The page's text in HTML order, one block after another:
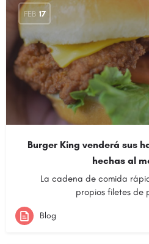
FEB 17
Burger King venderá sus
hechas al
La cadena de comida
propios filetes de
Blog